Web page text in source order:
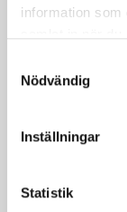
information som
Nödvändig
Inställningar
Statistik
Päronfil